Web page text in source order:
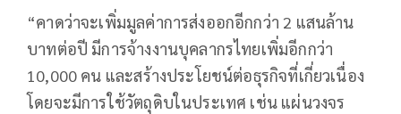
“คาดว่าจะเพิ่มมูลค่าการส่งออกอีกกว่า 2 แสนล้าน
บาทต่อปี มีการจ้างงานบุคลากรไทยเพิ่มอีกกว่า
10,000 คน และสร้างประโยชน์ต่อธุรกิจที่เกี่ยวเนื่อง
โดยจะมีการใช้วัตถุดิบในประเทศ เช่น แผ่นวงจร